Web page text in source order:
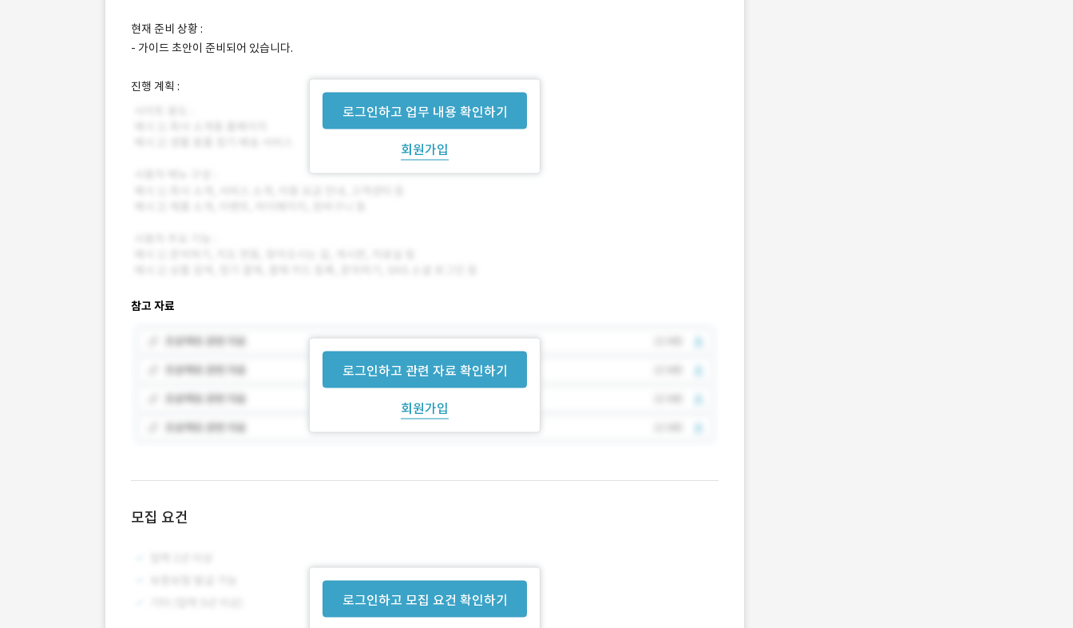
로그인하고 업무 내용 확인하기
회원가입
현재 준비 상황 :
- 가이드 초안이 준비되어 있습니다.
진행 계획 :
참고 자료
로그인하고 관련 자료 확인하기
회원가입
모집 요건
로그인하고 모집 요건 확인하기